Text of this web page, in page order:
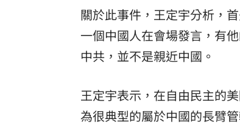
關於此事件，王定宇分析，
一個中國人在會場發言，有
中共，並不是親近中國。
王定宇表示，在自由民主的
為很典型的屬於中國的長臂